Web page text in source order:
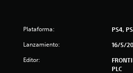
Plataforma: PS4,
Lanzamiento: 16/5/
Editor:
PLC